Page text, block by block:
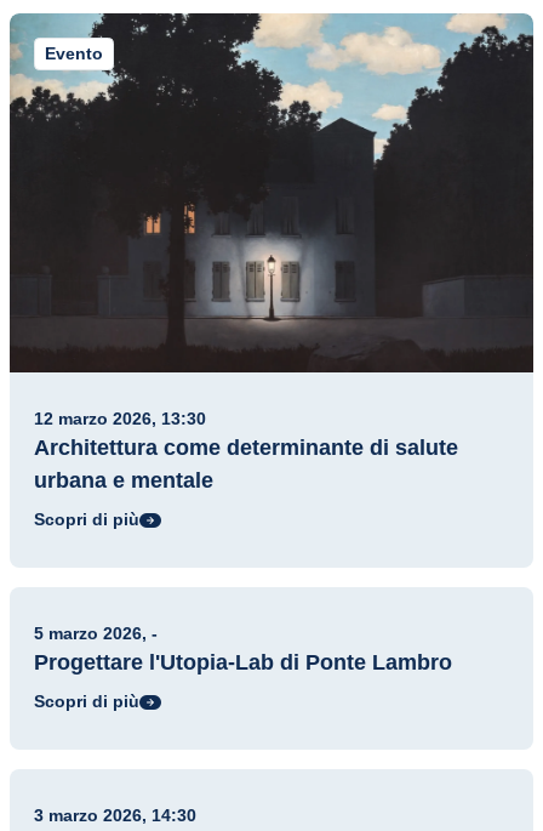
Evento
12 marzo 2026, 13:30
Architettura come determinante di salute
urbana e mentale
Scopri di più
Evento
5 marzo 2026, -
Progettare l'Utopia-Lab di Ponte Lambro
Scopri di più
Evento
3 marzo 2026, 14:30